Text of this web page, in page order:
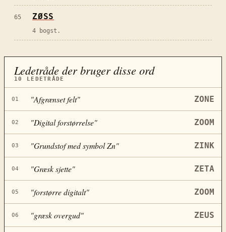
65 ZØSS
4 bogst.
Ledetråde der bruger disse ord
10 LEDETRÅDE
01 "Afgrænset felt" ZONE
02 "Digital forstørrelse" ZOOM
03 "Grundstof med symbol Zn" ZINK
04 "Græsk sjette" ZETA
05 "forstørre digitalt" ZOOM
06 "græsk overgud" ZEUS